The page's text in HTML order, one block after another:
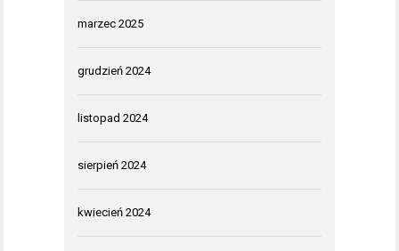
marzec 2025
grudzień 2024
listopad 2024
sierpień 2024
kwiecień 2024